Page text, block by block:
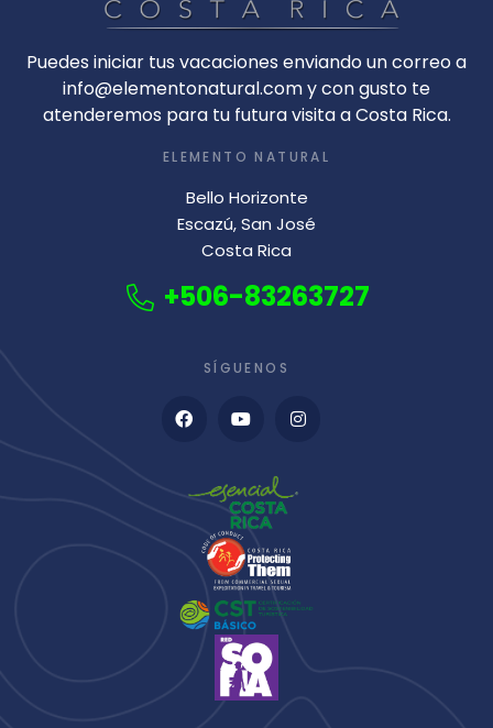
Puedes iniciar tus vacaciones enviando un correo a
info@elementonatural.com y con gusto te
atenderemos para tu futura visita a Costa Rica.
ELEMENTO NATURAL
Bello Horizonte
Escazú, San José
Costa Rica
+506-83263727
SÍGUENOS